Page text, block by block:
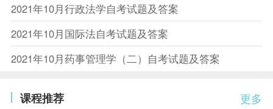
2021年10月行政法学自考试题及答案
2021年10月国际法自考试题及答案
2021年10月药事管理学（二）自考试题及答案
更多
课程推荐